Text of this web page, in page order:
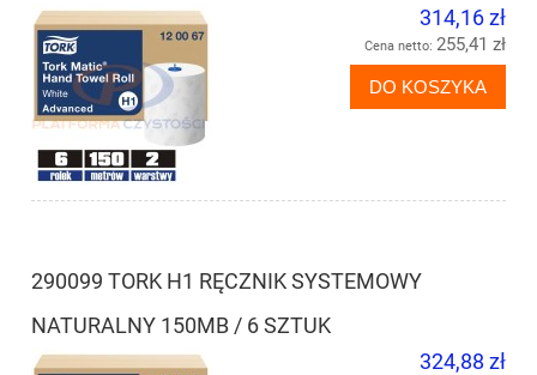
314,16 zł
Cena netto: 255,41 zł
DO KOSZYKA
290099 TORK H1 RĘCZNIK SYSTEMOWY
NATURALNY 150MB / 6 SZTUK
324,88 zł